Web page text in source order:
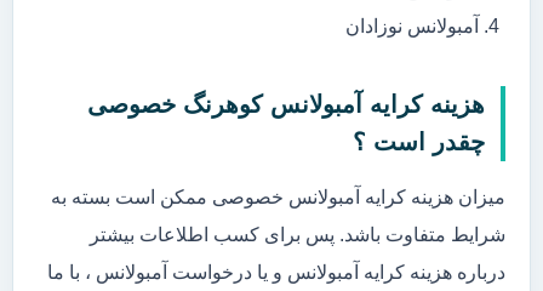
آمبولانس نوزادان
هزینه کرایه آمبولانس کوهرنگ خصوصی
چقدر است ؟
میزان هزینه کرایه آمبولانس خصوصی ممکن است بسته به
شرایط متفاوت باشد. پس برای کسب اطلاعات بیشتر
درباره هزینه کرایه آمبولانس و یا درخواست آمبولانس ، با ما